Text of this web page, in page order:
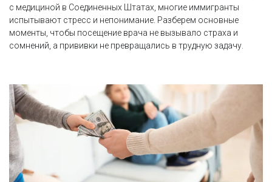
с медициной в Соединенных Штатах, многие иммигранты
испытывают стресс и непонимание. Разберем основные
моменты, чтобы посещение врача не вызывало страха и
сомнений, а прививки не превращались в трудную задачу.